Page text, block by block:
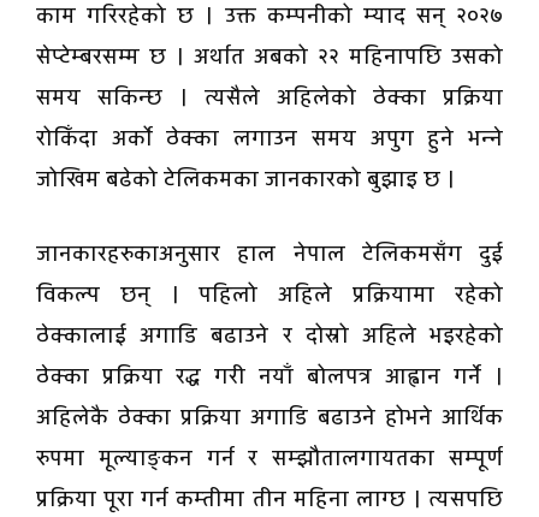
काम गरिरहेको छ । उक्त कम्पनीको म्याद सन् २०२७
सेप्टेम्बरसम्म छ । अर्थात अबको २२ महिनापछि उसको
समय सकिन्छ । त्यसैले अहिलेको ठेक्का प्रक्रिया
रोकिँदा अर्को ठेक्का लगाउन समय अपुग हुने भन्ने
जोखिम बढेको टेलिकमका जानकारको बुझाइ छ ।
जानकारहरुकाअनुसार हाल नेपाल टेलिकमसँग दुई
विकल्प छन् । पहिलो अहिले प्रक्रियामा रहेको
ठेक्कालाई अगाडि बढाउने र दोस्रो अहिले भइरहेको
ठेक्का प्रक्रिया रद्ध गरी नयाँ बोलपत्र आह्वान गर्ने ।
अहिलेकै ठेक्का प्रक्रिया अगाडि बढाउने होभने आर्थिक
रुपमा मूल्याङ्कन गर्न र सम्झौतालगायतका सम्पूर्ण
प्रक्रिया पूरा गर्न कम्तीमा तीन महिना लाग्छ । त्यसपछि